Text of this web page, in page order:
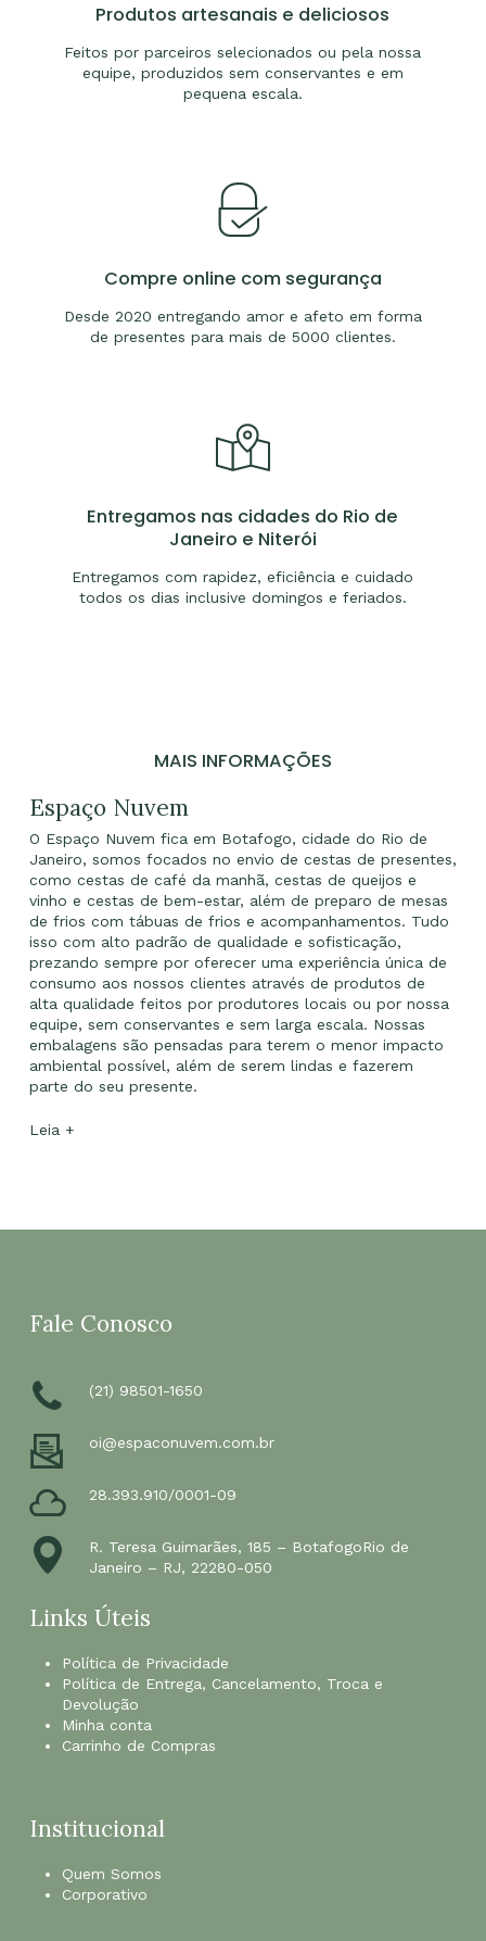
Produtos artesanais e deliciosos
Feitos por parceiros selecionados ou pela nossa
equipe, produzidos sem conservantes e em
pequena escala.
Compre online com segurança
Desde 2020 entregando amor e afeto em forma
de presentes para mais de 5000 clientes.
Entregamos nas cidades do Rio de
Janeiro e Niterói
Entregamos com rapidez, eficiência e cuidado
todos os dias inclusive domingos e feriados.
MAIS INFORMAÇÕES
Espaço Nuvem
O Espaço Nuvem fica em Botafogo, cidade do Rio de
Janeiro, somos focados no envio de cestas de presentes,
como cestas de café da manhã, cestas de queijos e
vinho e cestas de bem-estar, além de preparo de mesas
de frios com tábuas de frios e acompanhamentos. Tudo
isso com alto padrão de qualidade e sofisticação,
prezando sempre por oferecer uma experiência única de
consumo aos nossos clientes através de produtos de
alta qualidade feitos por produtores locais ou por nossa
equipe, sem conservantes e sem larga escala. Nossas
embalagens são pensadas para terem o menor impacto
ambiental possível, além de serem lindas e fazerem
parte do seu presente.
Leia +
Fale Conosco
(21) 98501-1650
oi@espaconuvem.com.br
28.393.910/0001-09
R. Teresa Guimarães, 185 – BotafogoRio de
Janeiro – RJ, 22280-050
Links Úteis
Política de Privacidade
Política de Entrega, Cancelamento, Troca e
Devolução
Minha conta
Carrinho de Compras
Institucional
Quem Somos
Corporativo